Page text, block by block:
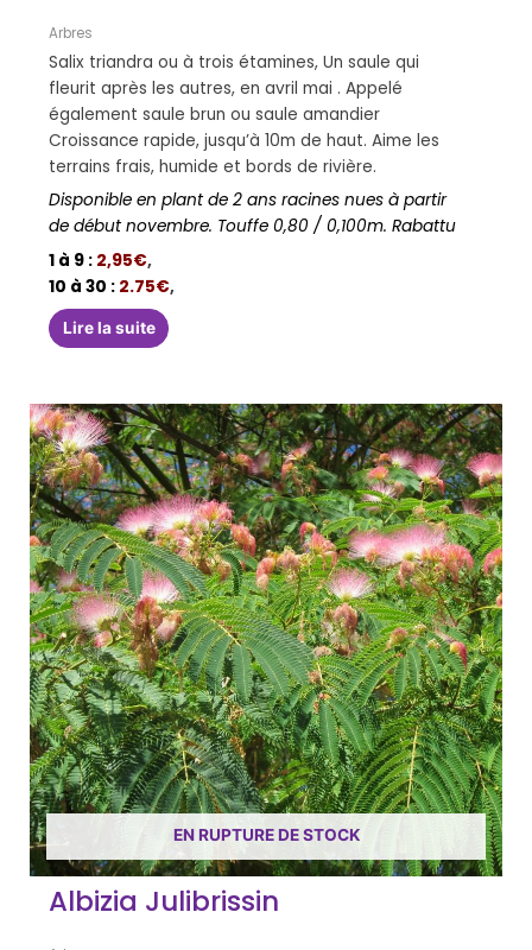
Arbres
Salix triandra ou à trois étamines, Un saule qui
fleurit après les autres, en avril mai . Appelé
également saule brun ou saule amandier
Croissance rapide, jusqu’à 10m de haut. Aime les
terrains frais, humide et bords de rivière.
Disponible en plant de 2 ans racines nues à partir
de début novembre. Touffe 0,80 / 0,100m. Rabattu
1 à 9 : 2,95€,
10 à 30 : 2.75€,
Lire la suite
EN RUPTURE DE STOCK
Albizia Julibrissin